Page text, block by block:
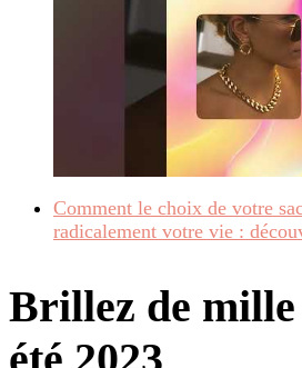
Comment le choix de votre
radicalement votre vie :
Brillez de mille